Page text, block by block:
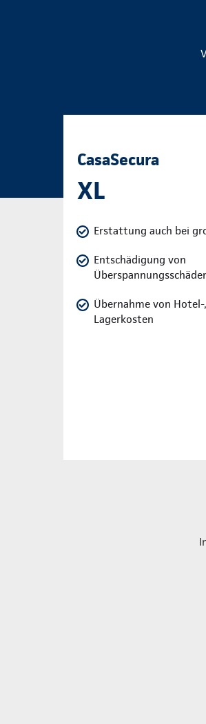
CasaSecura
XL
Erstattung auch bei
Entschädigung von
Übernahme von
Lagerkosten